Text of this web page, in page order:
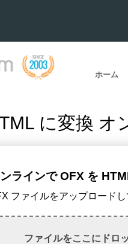
ホーム
に変換 オ
ラインで OFX を
ファイルをアップロード
ファイルをここにドロッ